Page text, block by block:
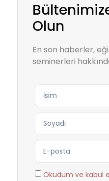
Olun
En son haberler,
seminerleri
Okudum ve kabul